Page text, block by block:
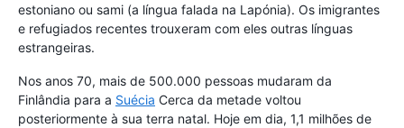
estoniano ou sami (a língua falada na Lapónia). Os imigrantes
e refugiados recentes trouxeram com eles outras línguas
estrangeiras.
Nos anos 70, mais de 500.000 pessoas mudaram da
Finlândia para a Suécia Cerca da metade voltou
posteriormente à sua terra natal. Hoje em dia, 1,1 milhões de